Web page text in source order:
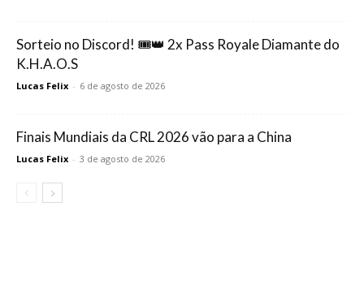
Sorteio no Discord! 🎟️👑 2x Pass Royale Diamante do
K.H.A.O.S
Lucas Felix - 6 de agosto de 2026
Finais Mundiais da CRL 2026 vão para a China
Lucas Felix - 3 de agosto de 2026